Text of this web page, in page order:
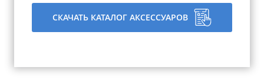
СКАЧАТЬ КАТАЛОГ АКСЕССУАРОВ